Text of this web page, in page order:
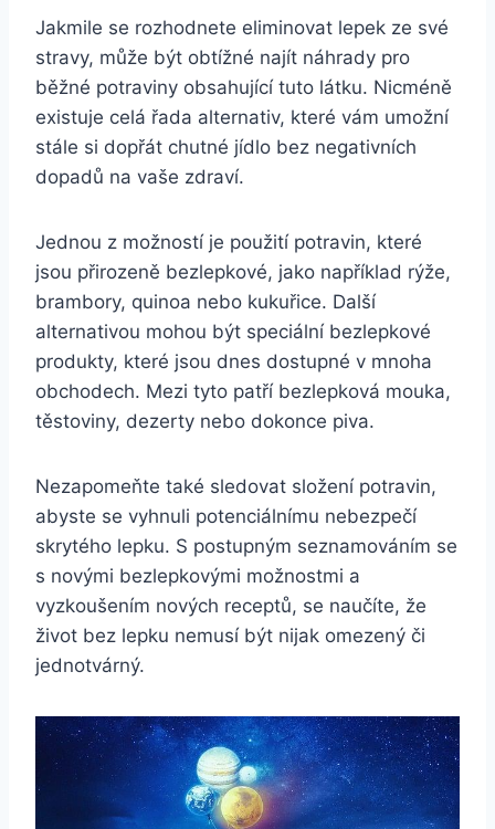
Jakmile se rozhodnete eliminovat lepek ze své
stravy, může být obtížné najít náhrady pro
běžné potraviny obsahující tuto látku. Nicméně
existuje celá řada alternativ, které vám umožní
stále si dopřát chutné jídlo bez negativních
dopadů na vaše zdraví.
Jednou z možností je použití potravin, které
jsou přirozeně bezlepkové, jako například rýže,
brambory, quinoa nebo kukuřice. Další
alternativou mohou být speciální bezlepkové
produkty, které jsou dnes dostupné v mnoha
obchodech. Mezi tyto patří bezlepková mouka,
těstoviny, dezerty nebo dokonce piva.
Nezapomeňte také sledovat složení potravin,
abyste se vyhnuli potenciálnímu nebezpečí
skrytého lepku. S postupným seznamováním se
s novými bezlepkovými možnostmi a
vyzkoušením nových receptů, se naučíte, že
život bez lepku nemusí být nijak omezený či
jednotvárný.